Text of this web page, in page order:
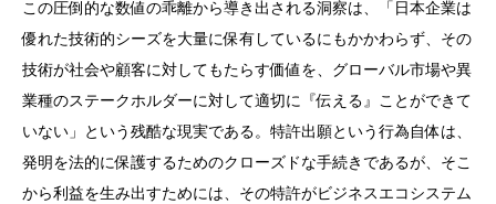
この圧倒的な数値の乖離から導き出される洞察は、「日本企業は
優れた技術的シーズを大量に保有しているにもかかわらず、その
技術が社会や顧客に対してもたらす価値を、グローバル市場や異
業種のステークホルダーに対して適切に『伝える』ことができて
いない」という残酷な現実である。特許出願という行為自体は、
発明を法的に保護するためのクローズドな手続きであるが、そこ
から利益を生み出すためには、その特許がビジネスエコシステム